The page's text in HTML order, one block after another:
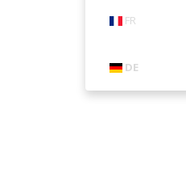
FR
DE